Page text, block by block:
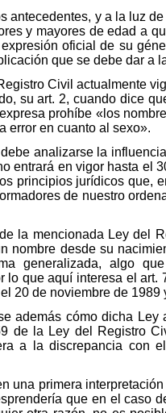
antecedentes, y a la luz
y mayores de edad a
oficial de su
que se debe dar a
Civil actualmente
su art. 2, cuando dice
prohíbe «los
error en cuanto al sexo».
analizarse la
entrará en vigor hasta el
principios jurídicos que,
de nuestro
la mencionada Ley del
nombre desde su
generalizada, algo
lo que aquí interesa el
20 de noviembre de
además cómo dicha
de la Ley del Registro
a la discrepancia con
una primera
que en el caso